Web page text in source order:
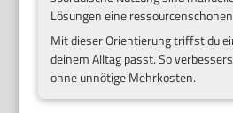
Lösungen eine
Mit dieser Orientierung triffst du
deinem Alltag passt. So
ohne unnötige Mehrkosten.